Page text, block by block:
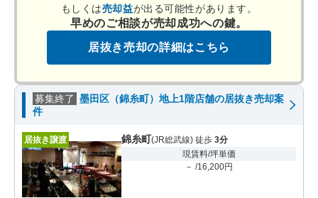
もしくは売却益が出る可能性があります。
早めのご相談が売却成功への鍵。
居抜き売却の詳細はこちら
募集終了 墨田区（錦糸町）地上1階店舗の居抜き売却案
件
居抜き譲渡 錦糸町(JR総武線) 徒歩 3分
現賃料/坪単価
－ /16,200円